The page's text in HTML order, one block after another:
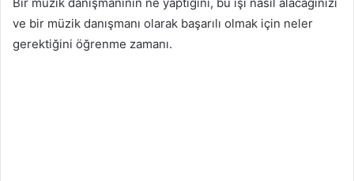
ve bir müzik danışmanı olarak başarılı olmak için neler
gerektiğini öğrenme zamanı.